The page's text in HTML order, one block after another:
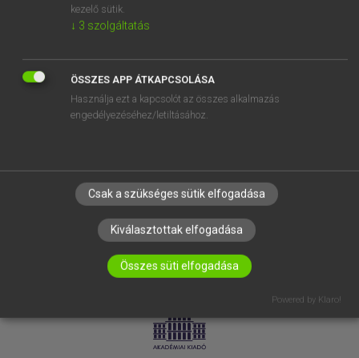
RÓLUNK
ELÉRHETŐSÉG
SÜTI BEÁLLÍTÁSOK
LICENCSZERZŐDÉS ADATVÉDELEM
kezelő sütik.
↓ 3 szolgáltatás
ÖSSZES APP ÁTKAPCSOLÁSA
Használja ezt a kapcsolót az összes alkalmazás
engedélyezéséhez/letiltásához.
Csak a szükséges sütik elfogadása
Kiválasztottak elfogadása
Összes süti elfogadása
Powered by Klaro!